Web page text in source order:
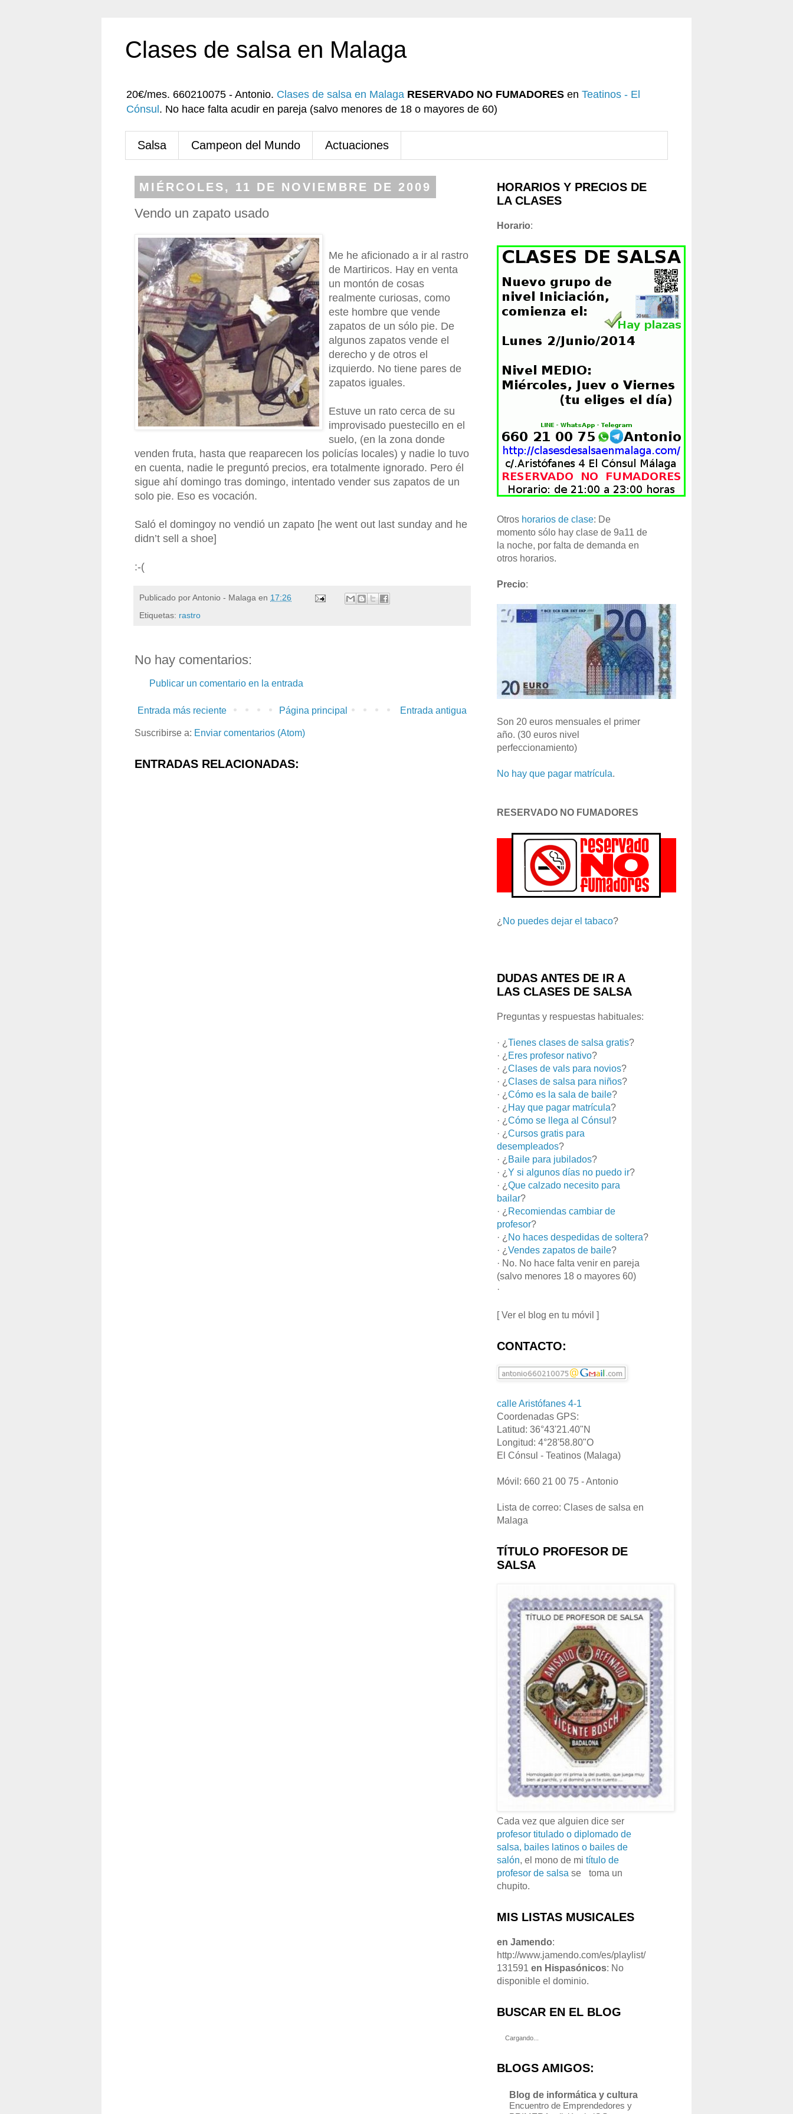
Clases de salsa en Malaga
20€/mes. 660210075 - Antonio. Clases de salsa en Malaga RESERVADO NO FUMADORES en Teatinos - El
Cónsul . No hace falta acudir en pareja (salvo menores de 18 o mayores de 60)
Salsa Campeon del Mundo Actuaciones
MIÉRCOLES, 11 DE NOVIEMBRE DE 2009
Vendo un zapato usado
Me he aficionado a ir al rastro
de Martiricos. Hay en venta
un montón de cosas
realmente curiosas, como
este hombre que vende
zapatos de un sólo pie. De
algunos zapatos vende el
derecho y de otros el
izquierdo. No tiene pares de
zapatos iguales.
Estuve un rato cerca de su
improvisado puestecillo en el
suelo, (en la zona donde
venden fruta, hasta que reaparecen los policías locales) y nadie lo tuvo
en cuenta, nadie le preguntó precios, era totalmente ignorado. Pero él
sigue ahí domingo tras domingo, intentado vender sus zapatos de un
solo pie. Eso es vocación.
Saló el domingoy no vendió un zapato [he went out last sunday and he
didn’t sell a shoe]
:-(
Publicado porAntonio - Malaga en 17:26
Etiquetas: rastro
No hay comentarios:
Publicar un comentario en la entrada
Entrada más reciente Entrada antigua
Página principal
Suscribirse a: Enviar comentarios (Atom)
ENTRADAS RELACIONADAS:
HORARIOS Y PRECIOS DE
LA CLASES
Horario:
Otros horarios de clase: De
momento sólo hay clase de 9a11 de
la noche, por falta de demanda en
otros horarios.
Precio:
Son 20 euros mensuales el primer
año. (30 euros nivel
perfeccionamiento)
No hay que pagar matrícula.
RESERVADO NO FUMADORES
¿ No puedes dejar el tabaco?
DUDAS ANTES DE IR A
LAS CLASES DE SALSA
Preguntas y respuestas habituales:
· ¿ Tienes clases de salsa gratis?
· ¿ Eres profesor nativo?
· ¿ Clases de vals para novios?
· ¿ Clases de salsa para niños?
· ¿ Cómo es la sala de baile?
· ¿ Hay que pagar matrícula?
· ¿ Cómo se llega al Cónsul ?
· ¿ Cursos gratis para
desempleados?
· ¿ Baile para jubilados?
· ¿ Y si algunos días no puedo ir?
· ¿ Que calzado necesito para
bailar?
· ¿ Recomiendas cambiar de
profesor?
· ¿ No haces despedidas de soltera?
· ¿ Vendes zapatos de baile?
· No. No hace falta venir en pareja
(salvo menores 18 o mayores 60)
·
[ Ver el blog en tu móvil ]
CONTACTO:
calle Aristófanes 4-1
Coordenadas GPS:
Latitud: 36°43'21.40"N
Longitud: 4°28'58.80"O
El Cónsul - Teatinos (Malaga)
Móvil: 660 21 00 75 - Antonio
Lista de correo: Clases de salsa en
Malaga
TÍTULO PROFESOR DE
SALSA
Cada vez que alguien dice ser
profesor titulado o diplomado de
salsa, bailes latinos o bailes de
salón, el mono de mi título de
profesor de salsa se
toma un
chupito.
MIS LISTAS MUSICALES
en Jamendo:
http://www.jamendo.com/es/playlist/
131591 en Hispasónicos: No
disponible el dominio.
BUSCAR EN EL BLOG
Cargando...
BLOGS AMIGOS:
Blog de informática y cultura
Encuentro de Emprendedores y